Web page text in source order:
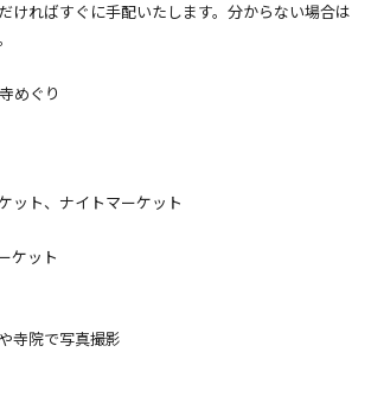
ければすぐに手配いたします。分からない場合は
めぐり
ット、ナイトマーケット
ケット
寺院で写真撮影